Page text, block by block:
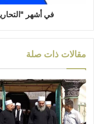
في أشهر
مقالات ذات صلة